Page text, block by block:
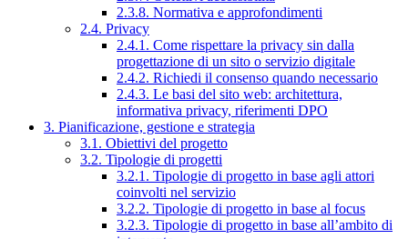
2.3.8. Normativa e approfondimenti
2.4. Privacy
2.4.1. Come rispettare la privacy sin dalla
progettazione di un sito o servizio digitale
2.4.2. Richiedi il consenso quando necessario
2.4.3. Le basi del sito web: architettura,
informativa privacy, riferimenti DPO
3. Pianificazione, gestione e strategia
3.1. Obiettivi del progetto
3.2. Tipologie di progetti
3.2.1. Tipologie di progetto in base agli attori
coinvolti nel servizio
3.2.2. Tipologie di progetto in base al focus
3.2.3. Tipologie di progetto in base all’ambito di